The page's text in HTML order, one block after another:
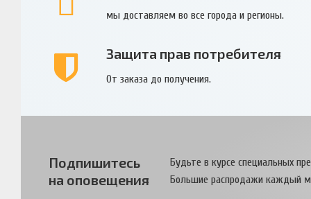
мы доставляем во все города и регионы.
Защита прав потребителя
От заказа до получения.
Подпишитесь
на оповещения
Будьте в курсе специальных
Большие распродажи каждый